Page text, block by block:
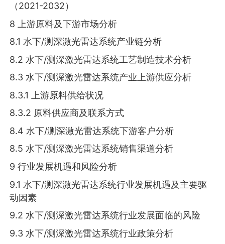
（2021-2032）
8 上游原料及下游市场分析
8.1 水下/测深激光雷达系统产业链分析
8.2 水下/测深激光雷达系统工艺制造技术分析
8.3 水下/测深激光雷达系统产业上游供应分析
8.3.1 上游原料供给状况
8.3.2 原料供应商及联系方式
8.4 水下/测深激光雷达系统下游客户分析
8.5 水下/测深激光雷达系统销售渠道分析
9 行业发展机遇和风险分析
9.1 水下/测深激光雷达系统行业发展机遇及主要驱
动因素
9.2 水下/测深激光雷达系统行业发展面临的风险
9.3 水下/测深激光雷达系统行业政策分析